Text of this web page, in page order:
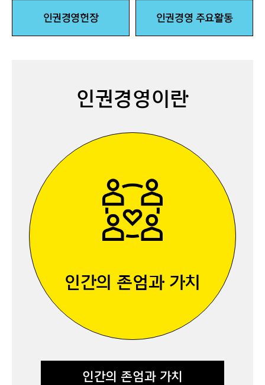
인권경영헌장 인권경영 주요활동
인권경영이란
인간의 존엄과 가치
인간의 존엄과 가치